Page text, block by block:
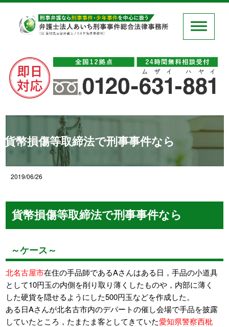
貨幣損傷等取締法で刑事事件なら
2019/06/26
貨幣損傷等取締法で刑事事件なら
～ケース～
北名古屋市在住の手品師であるAさんはある日，手品の小道具
として10円玉の内側を削り取り薄くしたものや，内部に薄く
した硬貨を隠せるようにした500円玉などを作成した。
ある日Aさんが北名古市内のデパートの催し会場で手品を披露
していたところ，たまたま客としてきていた愛知県警察西枇